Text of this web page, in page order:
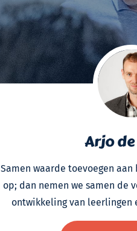
Arjo
Samen waarde toevoegen
op; dan nemen we samen de
ontwikkeling van leerlingen